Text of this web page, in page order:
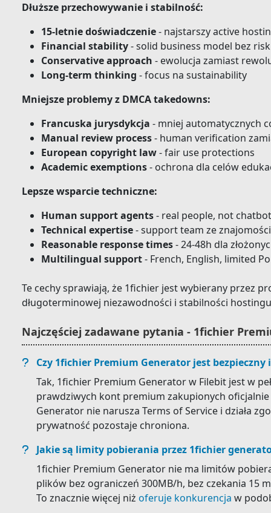
Dłuższe przechowywanie i stabilność:
15-letnie doświadczenie- najstarszy active
Financial stability- solid business model bez
Conservative approach - ewolucja zamiast
Long-term thinking - focus na sustainability
Mniejsze problemy z DMCA takedowns:
Francuska jurysdykcja - mniej automatycznych
Manual review process- human verification
European copyright law- fair use protections
Academic exemptions- ochrona dla celów
Lepsze wsparcie techniczne:
Human support agents- real people, not
Technical expertise- support team ze
Reasonable response times- 24-48h dla
Multilingual support- French, English, limited
Te cechy sprawiają, że 1fichier jest wybierany przez
długoterminowej niezawodności i stabilności
Najczęściej zadawane pytania - 1fichier
Czy 1fichier Premium Generator jest bezpieczny
Tak, 1fichier Premium Generator w Filebit jest w
prawdziwych kont premium zakupionych
Generator nie narusza Terms of Service i działa
prywatność pozostaje chroniona.
Jakie są limity pobierania przez 1fichier
1fichier Premium Generator nie ma limitów
plików bez ograniczeń 300MB/h, bez czekania 15
To znacznie więcej niż oferuje konkurencja w